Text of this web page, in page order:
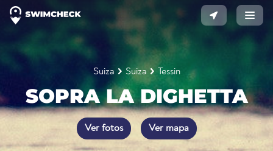
Suiza Suiza Tessin
SOPRA LA DIGHETTA
Ver fotos Ver mapa